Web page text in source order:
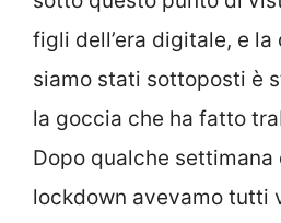
figli dell’era digitale, e la
siamo stati sottoposti è
la goccia che ha fatto
Dopo qualche settimana
lockdown avevamo tutti